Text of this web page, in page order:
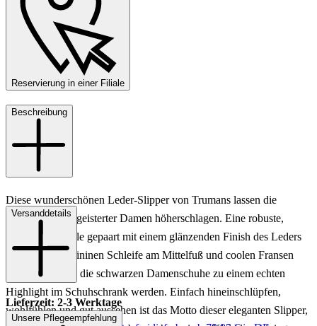
Reservierung in einer Filiale
Beschreibung
Diese wunderschönen Leder-Slipper von Trumans lassen die
Herzen modebegeisterter Damen höherschlagen. Eine robuste,
profilstarke Sohle gepaart mit einem glänzenden Finish des Leders
sowie einer femininen Schleife am Mittelfuß und coolen Fransen
unterhalb lassen die schwarzen Damenschuhe zu einem echten
Highlight im Schuhschrank werden. Einfach hineinschlüpfen,
wohlfühlen und gut aussehen ist das Motto dieser eleganten Slipper,
Versanddetails
Lieferzeit: 2-3 Werktage
Unsere Pflegeempfehlung